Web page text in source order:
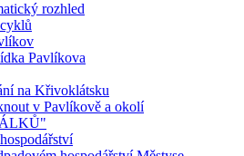
rozhled
Pavlíkova
na Křivoklátsku
v Pavlíkově a okolí